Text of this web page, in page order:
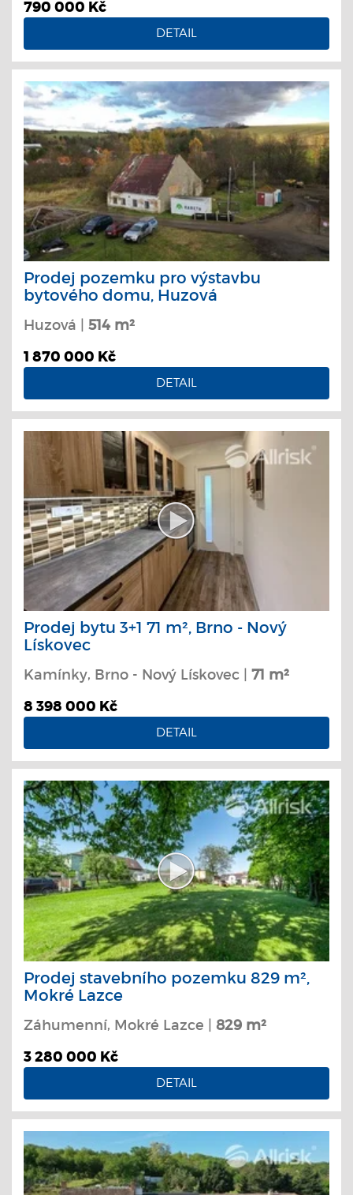
790 000 Kč
DETAIL
Prodej pozemku pro výstavbu
bytového domu, Huzová
Huzová | 514 m²
1 870 000 Kč
DETAIL
Prodej bytu 3+1 71 m², Brno - Nový
Lískovec
Kamínky, Brno - Nový Lískovec | 71 m²
8 398 000 Kč
DETAIL
Prodej stavebního pozemku 829 m²,
Mokré Lazce
Záhumenní, Mokré Lazce | 829 m²
3 280 000 Kč
DETAIL